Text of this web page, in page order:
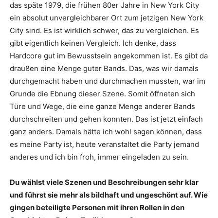
das späte 1979, die frühen 80er Jahre in New York City
ein absolut unvergleichbarer Ort zum jetzigen New York
City sind. Es ist wirklich schwer, das zu vergleichen. Es
gibt eigentlich keinen Vergleich. Ich denke, dass
Hardcore gut im Bewusstsein angekommen ist. Es gibt da
draußen eine Menge guter Bands. Das, was wir damals
durchgemacht haben und durchmachen mussten, war im
Grunde die Ebnung dieser Szene. Somit öffneten sich
Türe und Wege, die eine ganze Menge anderer Bands
durchschreiten und gehen konnten. Das ist jetzt einfach
ganz anders. Damals hätte ich wohl sagen können, dass
es meine Party ist, heute veranstaltet die Party jemand
anderes und ich bin froh, immer eingeladen zu sein.
Du wählst viele Szenen und Beschreibungen sehr klar
und führst sie mehr als bildhaft und ungeschönt auf. Wie
gingen beteiligte Personen mit ihren Rollen in den